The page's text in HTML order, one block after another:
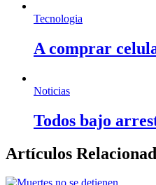
Tecnologia
A comprar
Noticias
Todos bajo
Artículos